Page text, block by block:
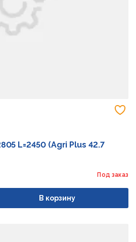
L=2450 (Agri Plus 42.7
Под заказ
В корзину